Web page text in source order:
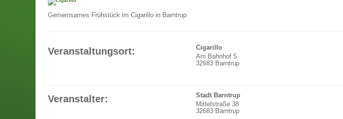
Gemeinsames Frühstück im Cigarillo in Barntrup
Veranstaltungsort:
Cigarillo
Am Bahnhof 5
32683 Barntrup
Veranstalter:
Stadt Barntrup
Mittelstraße 38
32683 Barntrup